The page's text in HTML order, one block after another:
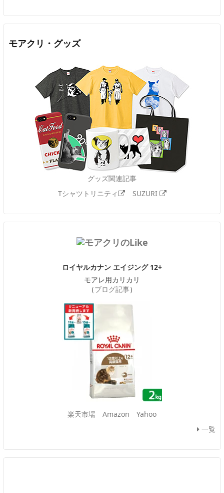
モアクリ・グッズ
グッズ関連記事
Tシャツトリニティ
SUZURI
ロイヤルカナン エイジング 12+
モアレ用カリカリ
（ブログ記事）
楽天市場 Amazon
Yahoo
一覧